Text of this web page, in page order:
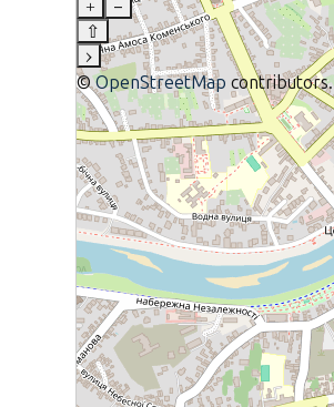
+
–
⇧
›
©OpenStreetMap contributors.